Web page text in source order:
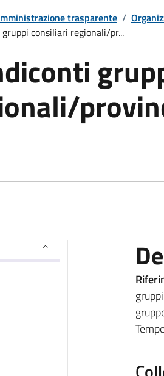
trasparente /
consiliari regionali/pr...